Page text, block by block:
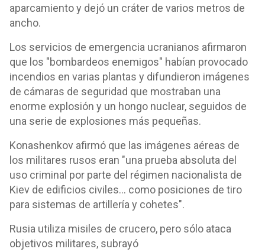
aparcamiento y dejó un cráter de varios metros de
ancho.
Los servicios de emergencia ucranianos afirmaron
que los "bombardeos enemigos" habían provocado
incendios en varias plantas y difundieron imágenes
de cámaras de seguridad que mostraban una
enorme explosión y un hongo nuclear, seguidos de
una serie de explosiones más pequeñas.
Konashenkov afirmó que las imágenes aéreas de
los militares rusos eran "una prueba absoluta del
uso criminal por parte del régimen nacionalista de
Kiev de edificios civiles... como posiciones de tiro
para sistemas de artillería y cohetes".
Rusia utiliza misiles de crucero, pero sólo ataca
objetivos militares, subrayó